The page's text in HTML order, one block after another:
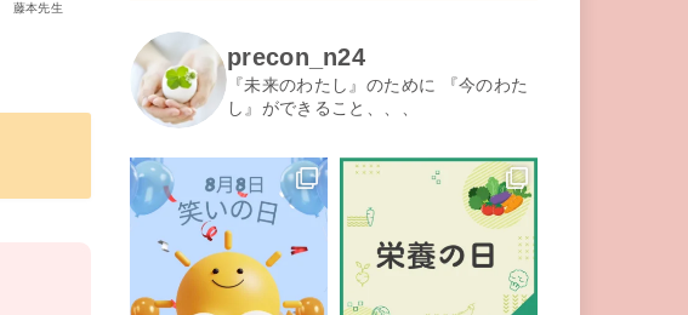
藤本先生
precon_n24
『未来のわたし』のために 『今のわた
し』ができること、、、